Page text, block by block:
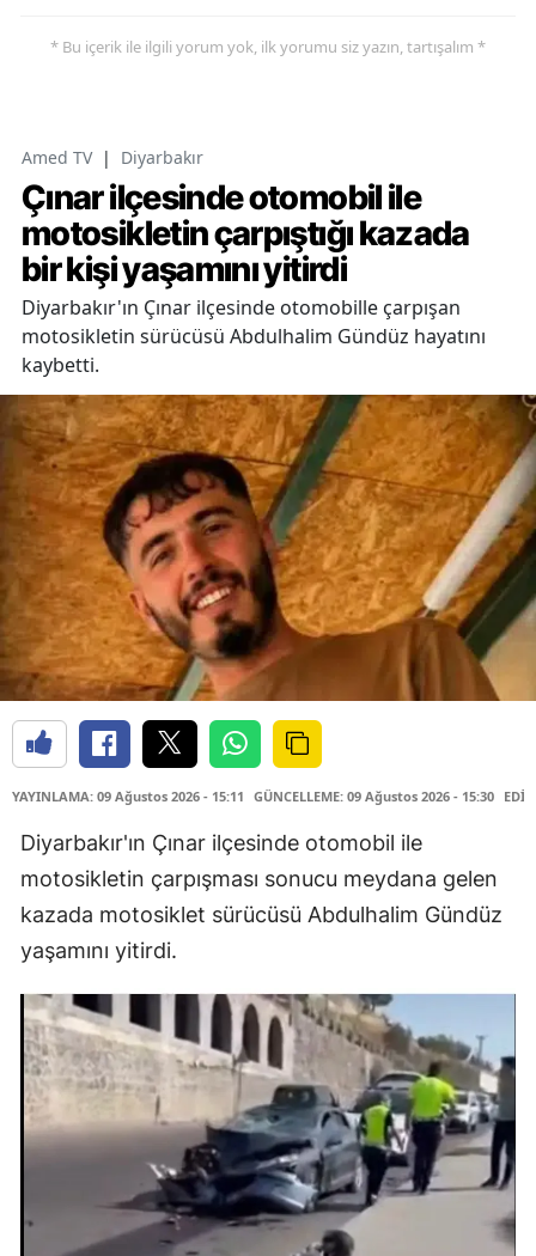
* Bu içerik ile ilgili yorum yok, ilk yorumu siz yazın, tartışalım *
Amed TV | Diyarbakır
Çınar ilçesinde otomobil ile
motosikletin çarpıştığı kazada
bir kişi yaşamını yitirdi
Diyarbakır'ın Çınar ilçesinde otomobille çarpışan
motosikletin sürücüsü Abdulhalim Gündüz hayatını
kaybetti.
YAYINLAMA: 09 Ağustos 2026 - 15:11 GÜNCELLEME: 09 Ağustos 2026 - 15:30
Diyarbakır'ın Çınar ilçesinde otomobil ile
motosikletin çarpışması sonucu meydana gelen
kazada motosiklet sürücüsü Abdulhalim Gündüz
yaşamını yitirdi.